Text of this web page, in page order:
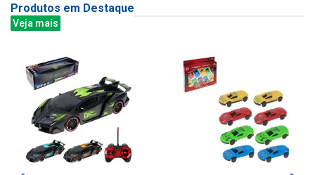
Produtos em Destaque
Veja mais